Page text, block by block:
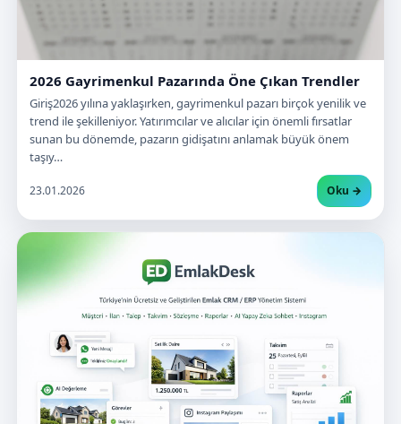
2026 Gayrimenkul Pazarında Öne Çıkan Trendler
Giriş2026 yılına yaklaşırken, gayrimenkul pazarı birçok yenilik ve
trend ile şekilleniyor. Yatırımcılar ve alıcılar için önemli fırsatlar
sunan bu dönemde, pazarın gidişatını anlamak büyük önem
taşıy…
23.01.2026 Oku →